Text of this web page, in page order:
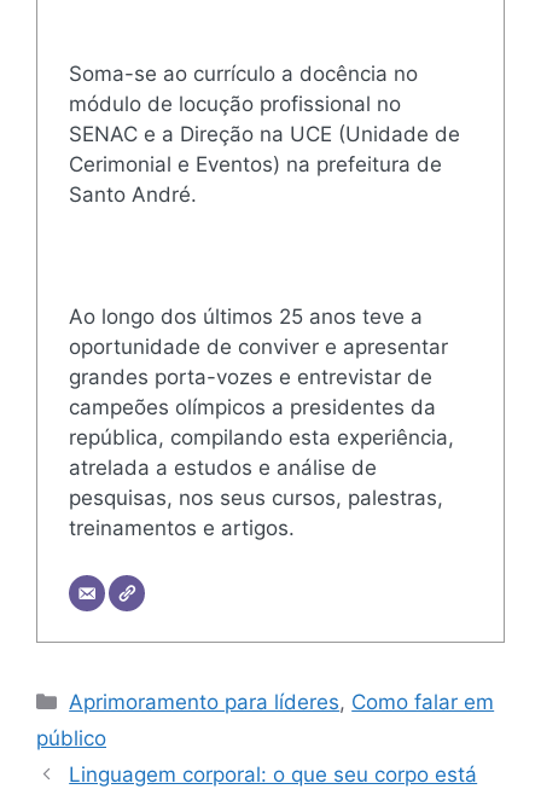
Soma-se ao currículo a docência no
módulo de locução profissional no
SENAC e a Direção na UCE (Unidade de
Cerimonial e Eventos) na prefeitura de
Santo André.
Ao longo dos últimos 25 anos teve a
oportunidade de conviver e apresentar
grandes porta-vozes e entrevistar de
campeões olímpicos a presidentes da
república, compilando esta experiência,
atrelada a estudos e análise de
pesquisas, nos seus cursos, palestras,
treinamentos e artigos.
Categorias
Aprimoramento para líderes, Como falar em
público
Linguagem corporal: o que seu corpo está